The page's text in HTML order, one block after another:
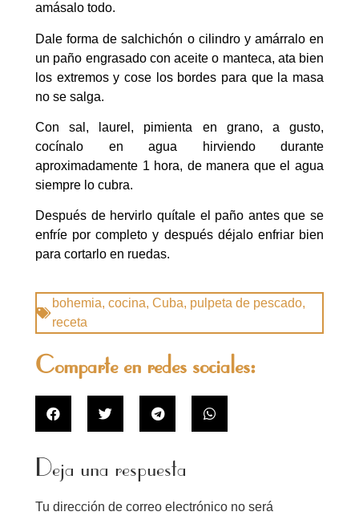
amásalo todo.
Dale forma de salchichón o cilindro y amárralo en
un paño engrasado con aceite o manteca, ata bien
los extremos y cose los bordes para que la masa
no se salga.
Con sal, laurel, pimienta en grano, a gusto,
cocínalo en agua hirviendo durante
aproximadamente 1 hora, de manera que el agua
siempre lo cubra.
Después de hervirlo quítale el paño antes que se
enfríe por completo y después déjalo enfriar bien
para cortarlo en ruedas.
bohemia, cocina, Cuba, pulpeta de pescado,
receta
Comparte en redes sociales:
Deja una respuesta
Tu dirección de correo electrónico no será